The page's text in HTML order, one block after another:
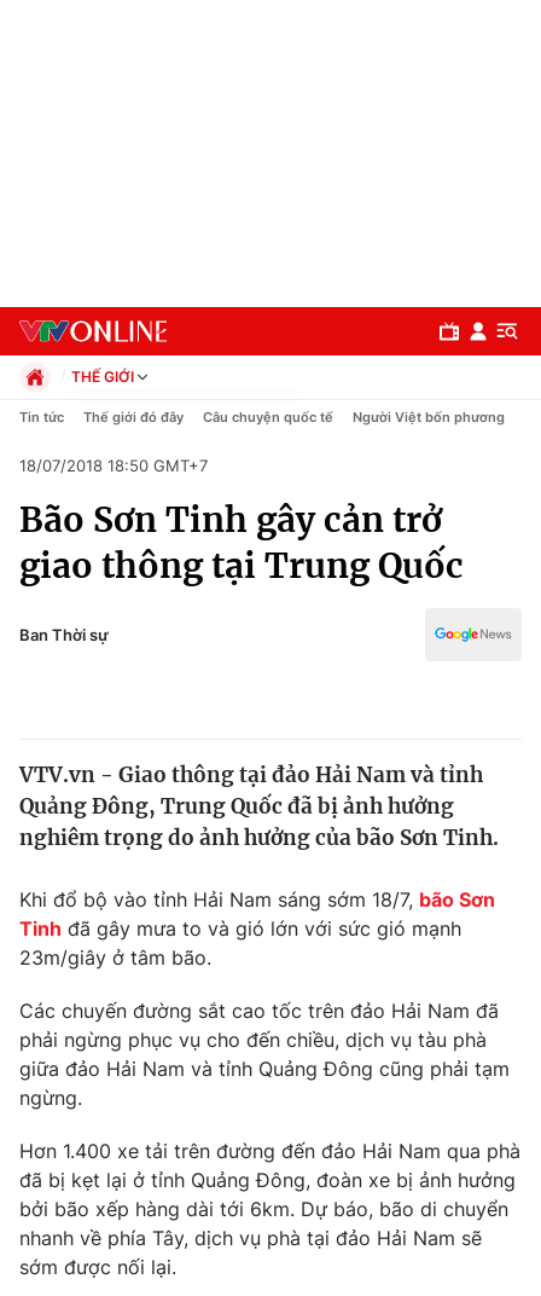
Chuyên mục
Chính trị
Thế giới
Thế giới đó đây
Câu chuyện quốc tế
Kinh tế
Tài chính
Thị trường
Góc doanh nghiệp
Dữ liệu và đời sống
Truyền hình
Phim VTV
Hậu trường
Nhân vật
Khán giả
Giải sao mai
Giải trí
Điện ảnh
Âm nhạc
Sao
Đời sống
Du lịch
Làm đẹp
Giáo dục
THẾ GIỚI
Chính trị
Pháp luật
Kinh tế
Thể thao
Truyền hình
Y tế
Tin tức Thế giới đó đây Câu chuyện quốc tế Người Việt bốn phương
18/07/2018 18:50 GMT+7
Bão Sơn Tinh gây cản trở
giao thông tại Trung Quốc
Ban Thời sự
VTV.vn - Giao thông tại đảo Hải Nam và tỉnh
Quảng Đông, Trung Quốc đã bị ảnh hưởng
nghiêm trọng do ảnh hưởng của bão Sơn Tinh.
Khi đổ bộ vào tỉnh Hải Nam sáng sớm 18/7, bão Sơn
Tinh đã gây mưa to và gió lớn với sức gió mạnh
23m/giây ở tâm bão.
Các chuyến đường sắt cao tốc trên đảo Hải Nam đã
phải ngừng phục vụ cho đến chiều, dịch vụ tàu phà
giữa đảo Hải Nam và tỉnh Quảng Đông cũng phải tạm
ngừng.
Hơn 1.400 xe tải trên đường đến đảo Hải Nam qua phà
đã bị kẹt lại ở tỉnh Quảng Đông, đoàn xe bị ảnh hưởng
bởi bão xếp hàng dài tới 6km. Dự báo, bão di chuyển
nhanh về phía Tây, dịch vụ phà tại đảo Hải Nam sẽ
sớm được nối lại.